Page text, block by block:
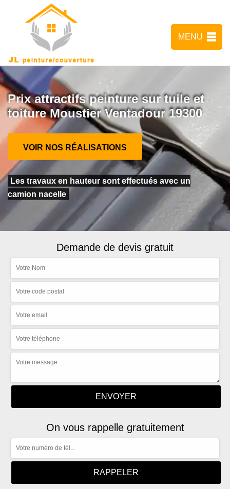
MENU
Prix attractifs peinture sur tuile et
toiture Moustier Ventadour 19300
VOIR NOS RÉALISATIONS
Les travaux en hauteur sont effectués avec un
camion nacelle
Demande de devis gratuit
On vous rappelle gratuitement